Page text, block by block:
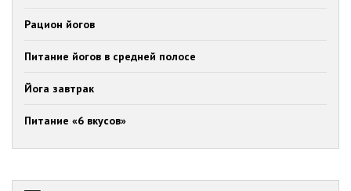
Рацион йогов
Питание йогов в средней полосе
Йога завтрак
Питание «6 вкусов»